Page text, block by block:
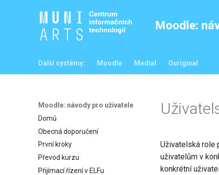
Moodle:
Další systémy: Moodle Medial Ouriginal
Moodle: návody pro uživatele
Domů
Obecná doporučení
První kroky
Převod kurzu
Přijímací řízení v ELFu
Uživatelská role
uživatelům v
konkrétní